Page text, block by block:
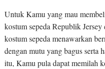
Untuk Kamu yang mau
kostum sepeda Republik
kostum sepeda menawarkan
dengan mutu yang bagus serta
itu, Kamu pula dapat memilah